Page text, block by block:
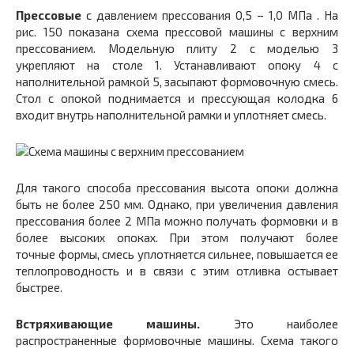
Прессовые с давлением прессования 0,5 – 1,0 МПа . На
рис. 150 показана схема прессовой машины с верхним
прессованием. Модельную плиту 2 с моделью 3
укрепляют на столе 1. Устанавливают опоку 4 с
наполнительной рамкой 5, засыпают формовочную смесь.
Стол с опокой поднимается и прессующая колодка 6
входит внутрь наполнительной рамки и уплотняет смесь.
Для такого способа прессования высота опоки должна
быть не более 250 мм. Однако, при увеличения давления
прессования более 2 МПа можно получать формовки и в
более высоких опоках. При этом получают более
точные формы, смесь уплотняется сильнее, повышается ее
теплопроводность и в связи с этим отливка остывает
быстрее.
Встряхивающие машины. Это наиболее
распространенные формовочные машины. Схема такого